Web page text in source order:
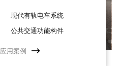
现代有轨电车系统
公共交通功能构件
应用案例